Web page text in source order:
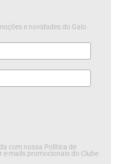
e novidades do Galo
com nossa Política de
e-mails promocionais do Clube